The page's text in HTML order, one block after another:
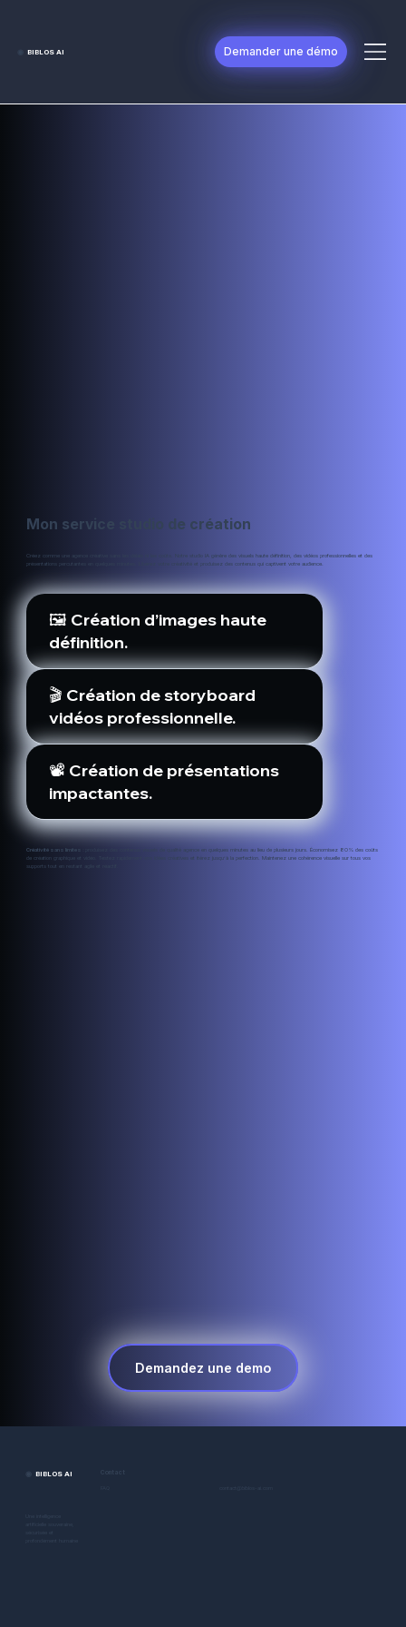
Demander une démo
BIBLOS AI
Mon service studio de création
Créez comme une agence créative sans les délais ni les coûts. Notre studio IA génère des visuels haute définition, des vidéos professionnelles et des
présentations percutantes en quelques minutes. Libérez votre créativité et produisez des contenus qui captivent votre audience.
🖼️ Création d’images haute
définition.
🎬 Création de storyboard
vidéos professionnelle.
📽️ Création de présentations
impactantes.
Créativité sans limites :
produisez des contenus visuels de qualité agence en quelques minutes au lieu de plusieurs jours. Économisez 80% des coûts
de création graphique et vidéo. Testez rapidement vos idées créatives et itérez jusqu’à la perfection. Maintenez une cohérence visuelle sur tous vos
supports tout en restant agile et réactif.
Demandez une demo
Une intelligence
artificielle souveraine,
sécurisée et
profondément humaine
◉BIBLOS AI Contact
contact@biblos-ai.com